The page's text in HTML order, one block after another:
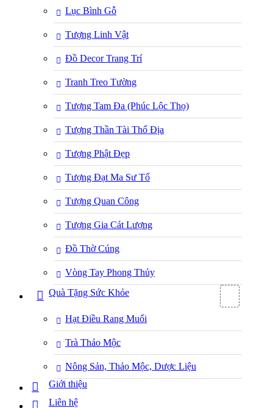
Lục Bình Gỗ
Tượng Linh Vật
Đồ Decor Trang Trí
Tranh Treo Tường
Tượng Tam Đa (Phúc Lộc Thọ)
Tượng Thần Tài Thổ Địa
Tượng Phật Đẹp
Tượng Đạt Ma Sư Tổ
Tượng Quan Công
Tượng Gia Cát Lượng
Đồ Thờ Cúng
Vòng Tay Phong Thủy
Quà Tặng Sức Khỏe
Hạt Điều Rang Muối
Trà Thảo Mộc
Nông Sản, Thảo Mộc, Dược Liệu
Giới thiệu
Liên hệ